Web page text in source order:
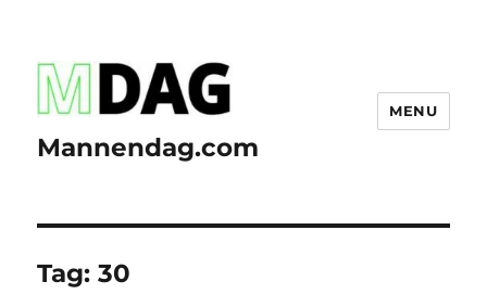
Mannendag.com
MENU
Tag:30